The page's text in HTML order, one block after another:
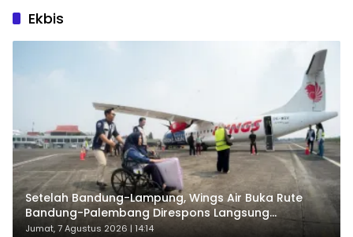
Ekbis
Setelah Bandung-Lampung, Wings Air Buka Rute
Bandung-Palembang Direspons Langsung
Penumpang
Jumat, 7 Agustus 2026 | 14:14